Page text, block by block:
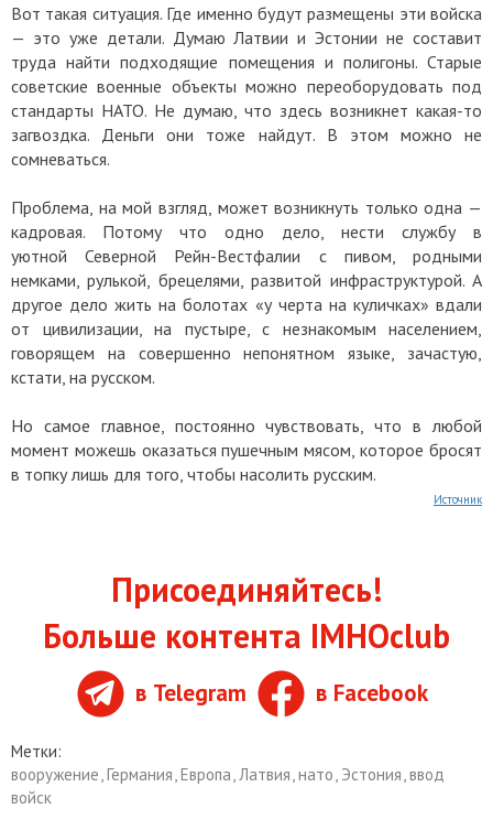
Вот такая ситуация. Где именно будут размещены эти войска
— это уже детали. Думаю Латвии и Эстонии не составит
труда найти подходящие помещения и полигоны. Старые
советские военные объекты можно переоборудовать под
стандарты НАТО. Не думаю, что здесь возникнет какая-то
загвоздка. Деньги они тоже найдут. В этом можно не
сомневаться.
Проблема, на мой взгляд, может возникнуть только одна —
кадровая. Потому что одно дело, нести службу в
уютной Северной Рейн-Вестфалии с пивом, родными
немками, рулькой, брецелями, развитой инфраструктурой. А
другое дело жить на болотах «у черта на куличках» вдали
от цивилизации, на пустыре, с незнакомым населением,
говорящем на совершенно непонятном языке, зачастую,
кстати, на русском.
Но самое главное, постоянно чувствовать, что в любой
момент можешь оказаться пушечным мясом, которое бросят
в топку лишь для того, чтобы насолить русским.
Источник
Присоединяйтесь!
Больше контента IMHOclub
в Telegram в Facebook
Метки:
вооружение Германия Европа Латвия нато Эстония ввод
войск